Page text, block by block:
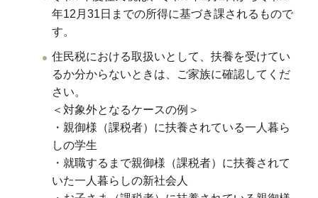
年12 月31 日までの所得に基づき課されるもので
す。
住民税における取扱いとして、扶養を受けてい
るか分からないときは、ご家族に確認してくだ
さい。
＜対象外となるケースの例＞
・親御様（課税者）に扶養されている一人暮ら
しの学生
・就職するまで親御様（課税者）に扶養されて
いた一人暮らしの新社会人